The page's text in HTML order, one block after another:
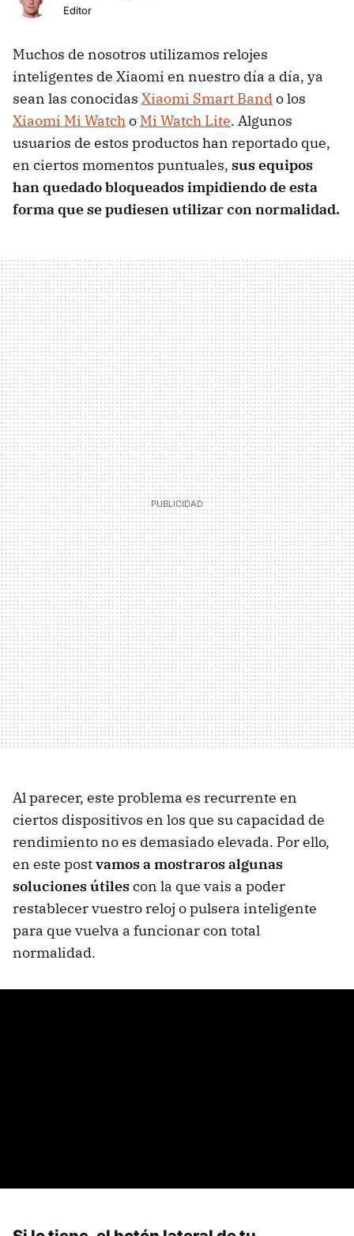
Editor
Muchos de nosotros utilizamos relojes
inteligentes de Xiaomi en nuestro día a día, ya
sean las conocidas Xiaomi Smart Bando los
Xiaomi Mi Watcho Mi Watch Lite. Algunos
usuarios de estos productos han reportado que,
en ciertos momentos puntuales, sus equipos
han quedado bloqueados impidiendo de esta
forma que se pudiesen utilizar con normalidad.
Al parecer, este problema es recurrente en
ciertos dispositivos en los que su capacidad de
rendimiento no es demasiado elevada. Por ello,
en este postvamos a mostraros algunas
soluciones útilescon la que vais a poder
restablecer vuestro reloj o pulsera inteligente
para que vuelva a funcionar con total
normalidad.